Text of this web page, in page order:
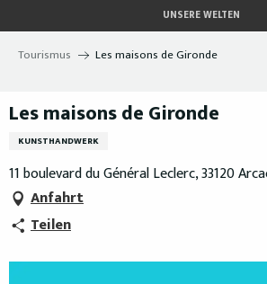
au
contenu
UNSERE WELTEN
Tourismus Les maisons de Gironde
Les maisons de Gironde
KUNSTHANDWERK
11 boulevard du Général Leclerc, 33120
Anfahrt
Teilen